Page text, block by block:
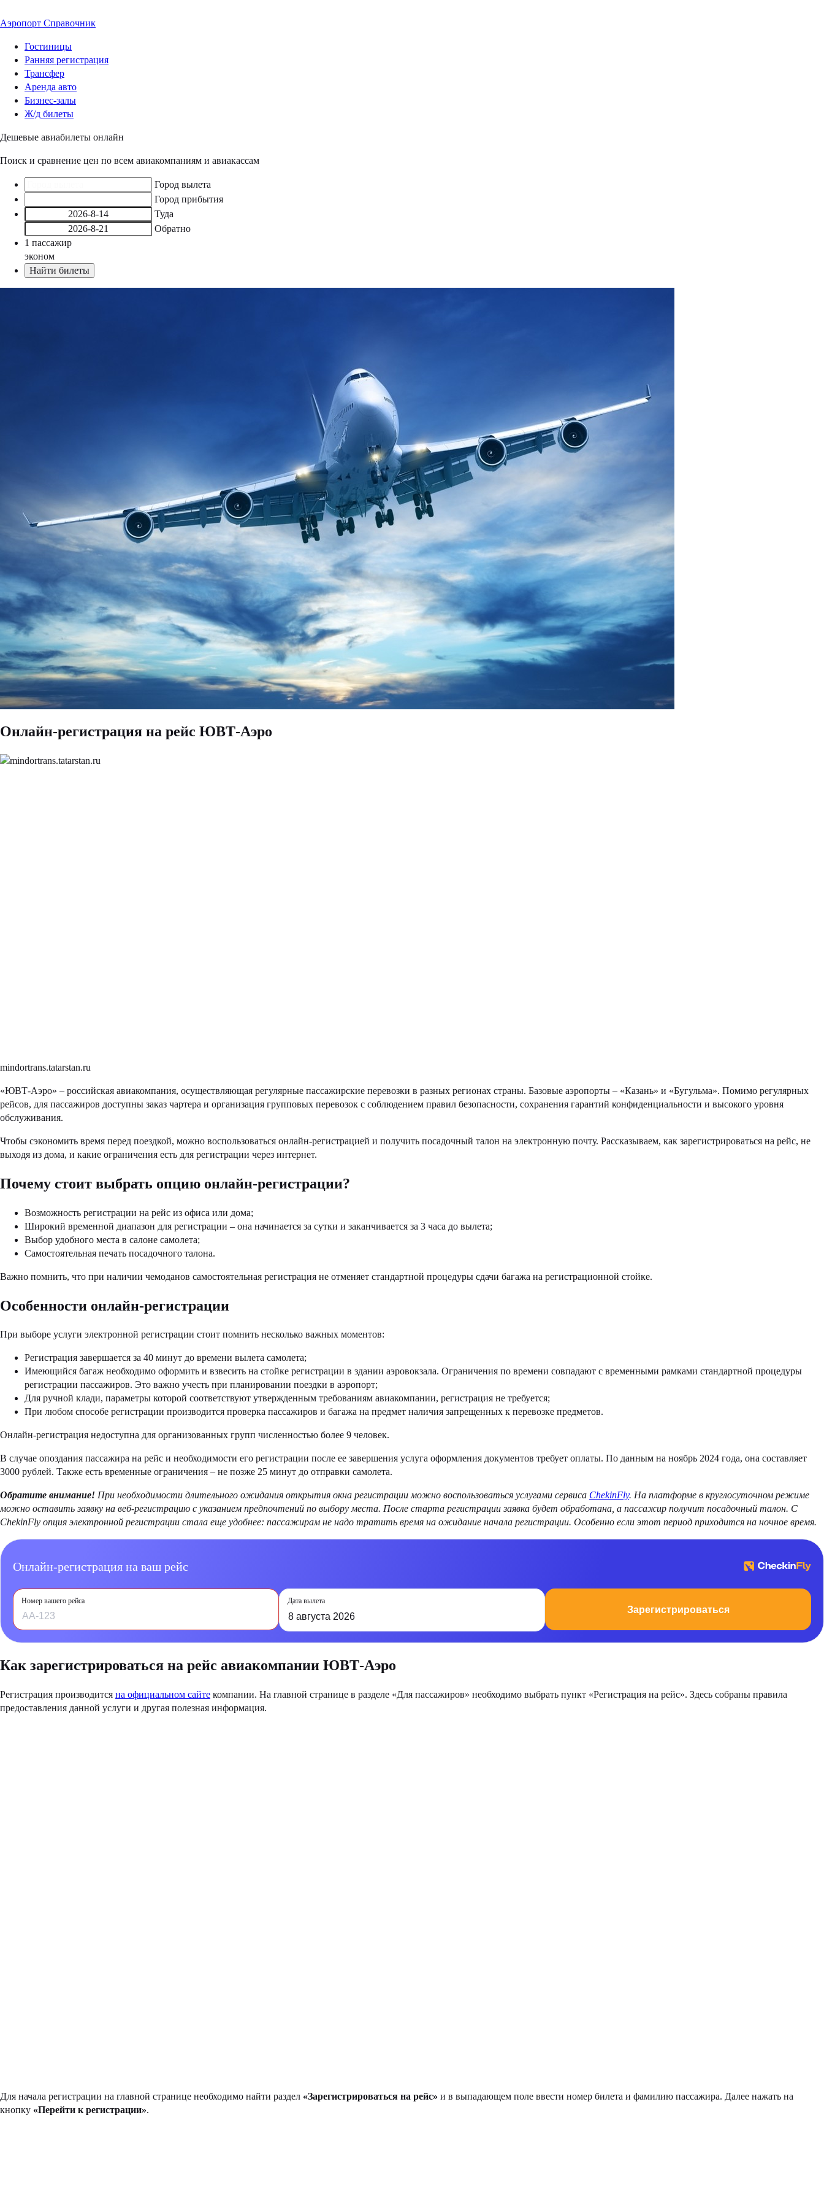
Аэропорт Справочник
Гостиницы
Ранняя регистрация
Трансфер
Аренда авто
Бизнес-залы
Ж/д билеты
Дешевые авиабилеты онлайн
Поиск и сравнение цен по всем авиакомпаниям и авиакассам
Город вылета
Город прибытия
Туда
Обратно
1 пассажир
эконом
Найти билеты
Онлайн-регистрация на рейс ЮВТ-Аэро
mindortrans.tatarstan.ru
«ЮВТ-Аэро» – российская авиакомпания, осуществляющая регулярные пассажирские перевозки в разных регионах страны. Базовые аэропорты – «Казань» и «Бугульма». Помимо регулярных
рейсов, для пассажиров доступны заказ чартера и организация групповых перевозок с соблюдением правил безопасности, сохранения гарантий конфиденциальности и высокого уровня
обслуживания.
Чтобы сэкономить время перед поездкой, можно воспользоваться онлайн-регистрацией и получить посадочный талон на электронную почту. Рассказываем, как зарегистрироваться на рейс, не
выходя из дома, и какие ограничения есть для регистрации через интернет.
Почему стоит выбрать опцию онлайн-регистрации?
Возможность регистрации на рейс из офиса или дома;
Широкий временной диапазон для регистрации – она начинается за сутки и заканчивается за 3 часа до вылета;
Выбор удобного места в салоне самолета;
Самостоятельная печать посадочного талона.
Важно помнить, что при наличии чемоданов самостоятельная регистрация не отменяет стандартной процедуры сдачи багажа на регистрационной стойке.
Особенности онлайн-регистрации
При выборе услуги электронной регистрации стоит помнить несколько важных моментов:
Регистрация завершается за 40 минут до времени вылета самолета;
Имеющийся багаж необходимо оформить и взвесить на стойке регистрации в здании аэровокзала. Ограничения по времени совпадают с временными рамками стандартной процедуры
регистрации пассажиров. Это важно учесть при планировании поездки в аэропорт;
Для ручной клади, параметры которой соответствуют утвержденным требованиям авиакомпании, регистрация не требуется;
При любом способе регистрации производится проверка пассажиров и багажа на предмет наличия запрещенных к перевозке предметов.
Онлайн-регистрация недоступна для организованных групп численностью более 9 человек.
В случае опоздания пассажира на рейс и необходимости его регистрации после ее завершения услуга оформления документов требует оплаты. По данным на ноябрь 2024 года, она составляет
3000 рублей. Также есть временные ограничения – не позже 25 минут до отправки самолета.
Обратите внимание! При необходимости длительного ожидания открытия окна регистрации можно воспользоваться услугами сервиса ChekinFly. На платформе в круглосуточном режиме
можно оставить заявку на веб-регистрацию с указанием предпочтений по выбору места. После старта регистрации заявка будет обработана, а пассажир получит посадочный талон. С
ChekinFly опция электронной регистрации стала еще удобнее: пассажирам не надо тратить время на ожидание начала регистрации. Особенно если этот период приходится на ночное время.
Онлайн-регистрация на ваш рейс
Номер вашего рейса
Зарегистрироваться
Дата вылета
8 августа 2026
Как зарегистрироваться на рейс авиакомпании ЮВТ-Аэро
Регистрация производится на официальном сайте компании. На главной странице в разделе «Для пассажиров» необходимо выбрать пункт «Регистрация на рейс». Здесь собраны правила
предоставления данной услуги и другая полезная информация.
Для начала регистрации на главной странице необходимо найти раздел «Зарегистрироваться на рейс» и в выпадающем поле ввести номер билета и фамилию пассажира. Далее нажать на
кнопку «Перейти к регистрации».